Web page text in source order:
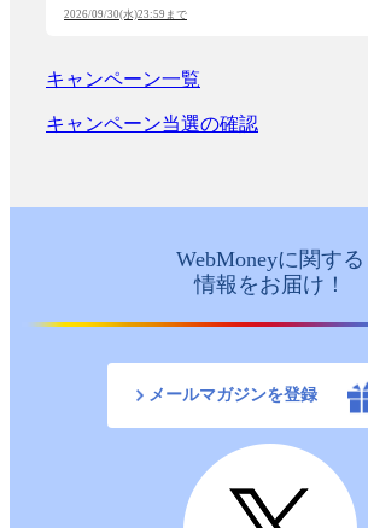
2026/09/30(水)23:59まで
キャンペーン一覧
キャンペーン当選の確認
WebMoneyに関する
情報をお届け！
メールマガジンを登録